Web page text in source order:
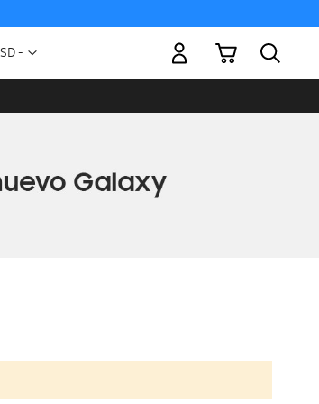
Moneda
-
Mi carrito